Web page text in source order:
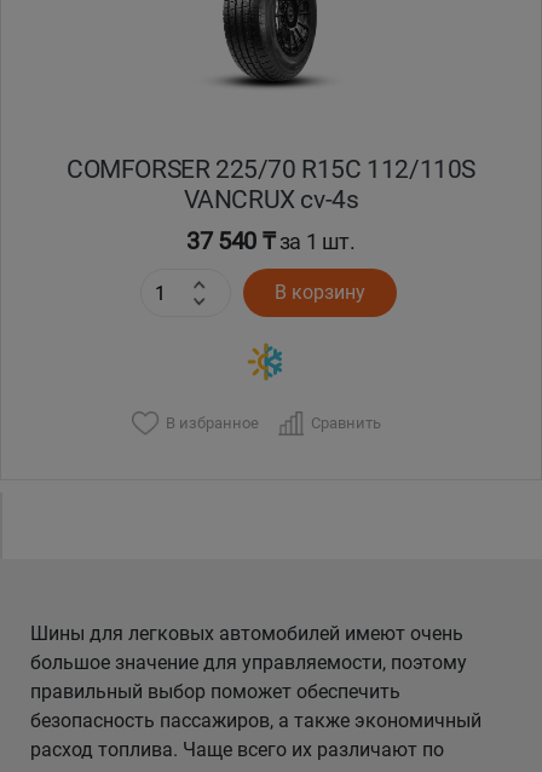
COMFORSER 225/70 R15C 112/110S
VANCRUX cv-4s
37 540 ₸за 1 шт.
В корзину
В избранное Сравнить
Шины для легковых автомобилей имеют очень
большое значение для управляемости, поэтому
правильный выбор поможет обеспечить
безопасность пассажиров, а также экономичный
расход топлива. Чаще всего их различают по